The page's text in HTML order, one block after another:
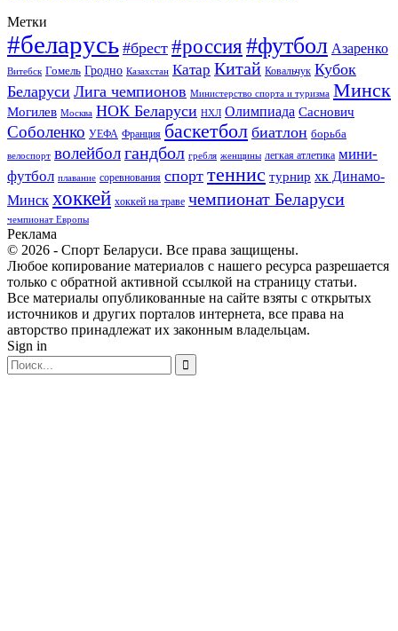
Метки
#беларусь #брест #россия#футбол Азаренко
Витебск Гомель Гродно Казахстан Катар Китай Ковальчук Кубок
Беларуси Лига чемпионов Министерство спорта и туризма Минск
Могилев Москва НОК Беларуси НХЛ Олимпиада Саснович
Соболенко УЕФА Франция баскетбол биатлон борьба
велоспорт волейболгандбол гребля женщины легкая атлетика мини-
футбол плавание соревнования спорт теннис турнир хк Динамо-
Минск хоккей хоккей на траве чемпионат Беларуси
чемпионат Европы
Реклама
© 2026 - Спорт Беларуси. Все права защищены.
Любое копирование материалов с нашего ресурса разрешается
только с обратной активной ссылкой на страницу статьи.
Все материалы опубликованные на сайте взяты с открытых
источников и других порталов интернета, все права на
авторство принадлежат их законным владельцам.
Sign in